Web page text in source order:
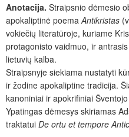
Anotacija. Straipsnio dėmesio
apokaliptinė poema Antikristas
vokiečių literatūroje, kuriame
protagonisto vaidmuo, ir
lietuvių kalba.
Straipsnyje siekiama nustatyti
ir žodine apokaliptine tradicija.
kanoniniai ir apokrifiniai
Ypatingas dėmesys skiriamas
traktatui De ortu et tempore